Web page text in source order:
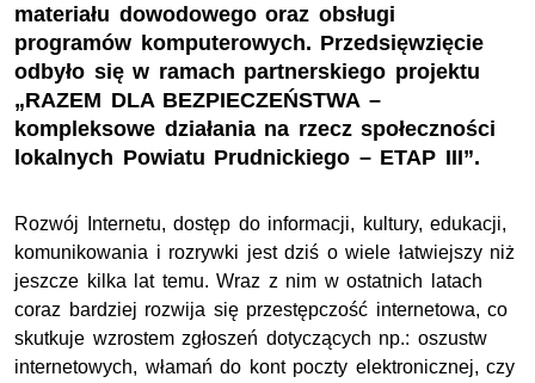
materiału dowodowego oraz obsługi
programów komputerowych. Przedsięwzięcie
odbyło się w ramach partnerskiego projektu
„RAZEM DLA BEZPIECZEŃSTWA –
kompleksowe działania na rzecz społeczności
lokalnych Powiatu Prudnickiego – ETAP III”.
Rozwój Internetu, dostęp do informacji, kultury, edukacji,
komunikowania i rozrywki jest dziś o wiele łatwiejszy niż
jeszcze kilka lat temu. Wraz z nim w ostatnich latach
coraz bardziej rozwija się przestępczość internetowa, co
skutkuje wzrostem zgłoszeń dotyczących np.: oszustw
internetowych, włamań do kont poczty elektronicznej, czy